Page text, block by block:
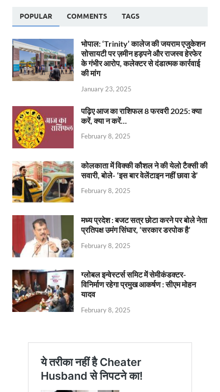
POPULAR COMMENTS TAGS
भोपाल: ‘Trinity’ कालेज की जयराम एजुकेशन
सोसायटी पर ज़मीन हड़पने और राजस्व हेरफेर
के गंभीर आरोप, कलेक्टर से दंडात्मक कार्रवाई
की मांग
January 23, 2025
पढ़िए आज का राशिफल 8 फरवरी 2025: क्या
करें, क्या न करें…
February 8, 2025
कोलकाता में विक्की कौशल ने की येलो टैक्सी की
सवारी, बोले- ‘इस बार वेलेंटाइन नहीं छावा डे’
February 8, 2025
मध्य प्रदेश : बजट सत्र छोटा करने पर बोले नेता
प्रतिपक्ष उमंग सिंघार, ‘सरकार डरपोक है’
February 8, 2025
ग्लोबल इन्वेस्टर्स समिट में सेमीकंडक्टर-
विनिर्माण रहेगा प्रमुख आकर्षण : सीएम मोहन
यादव
February 8, 2025